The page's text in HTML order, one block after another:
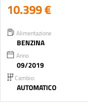
10.399 €
Alimentazione
BENZINA
Anno
09/2019
Cambio:
AUTOMATICO